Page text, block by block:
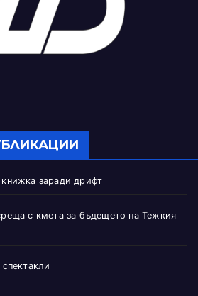
заради дрифт
с кмета за бъдещето на Тежкия